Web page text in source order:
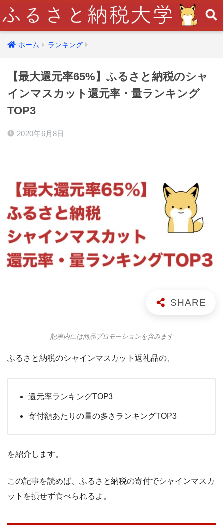
ホーム ランキング
【最大還元率65%】ふるさと納税のシャ
インマスカット還元率・量ランキング
TOP3
2020年6月8日
記事内には商品プロモーションを含みます
ふるさと納税のシャインマスカット返礼品の、
還元率ランキングTOP3
寄付額あたりの量の多さランキングTOP3
を紹介します。
この記事を読めば、ふるさと納税の寄付でシャインマスカ
ットを損せず食べられるよ。